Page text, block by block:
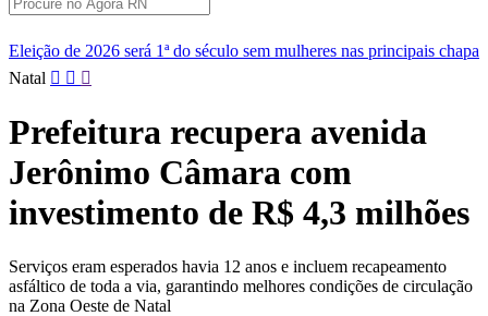
século sem mulheres nas principais chapas
Renan diz que
Pular
conteúdo
Natal
Prefeitura recupera avenida
Jerônimo Câmara com
investimento de R$ 4,3 milhões
Serviços eram esperados havia 12 anos e incluem recapeamento
asfáltico de toda a via, garantindo melhores condições de circulação
na Zona Oeste de Natal